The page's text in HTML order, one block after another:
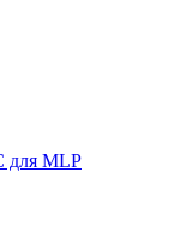
для MLP